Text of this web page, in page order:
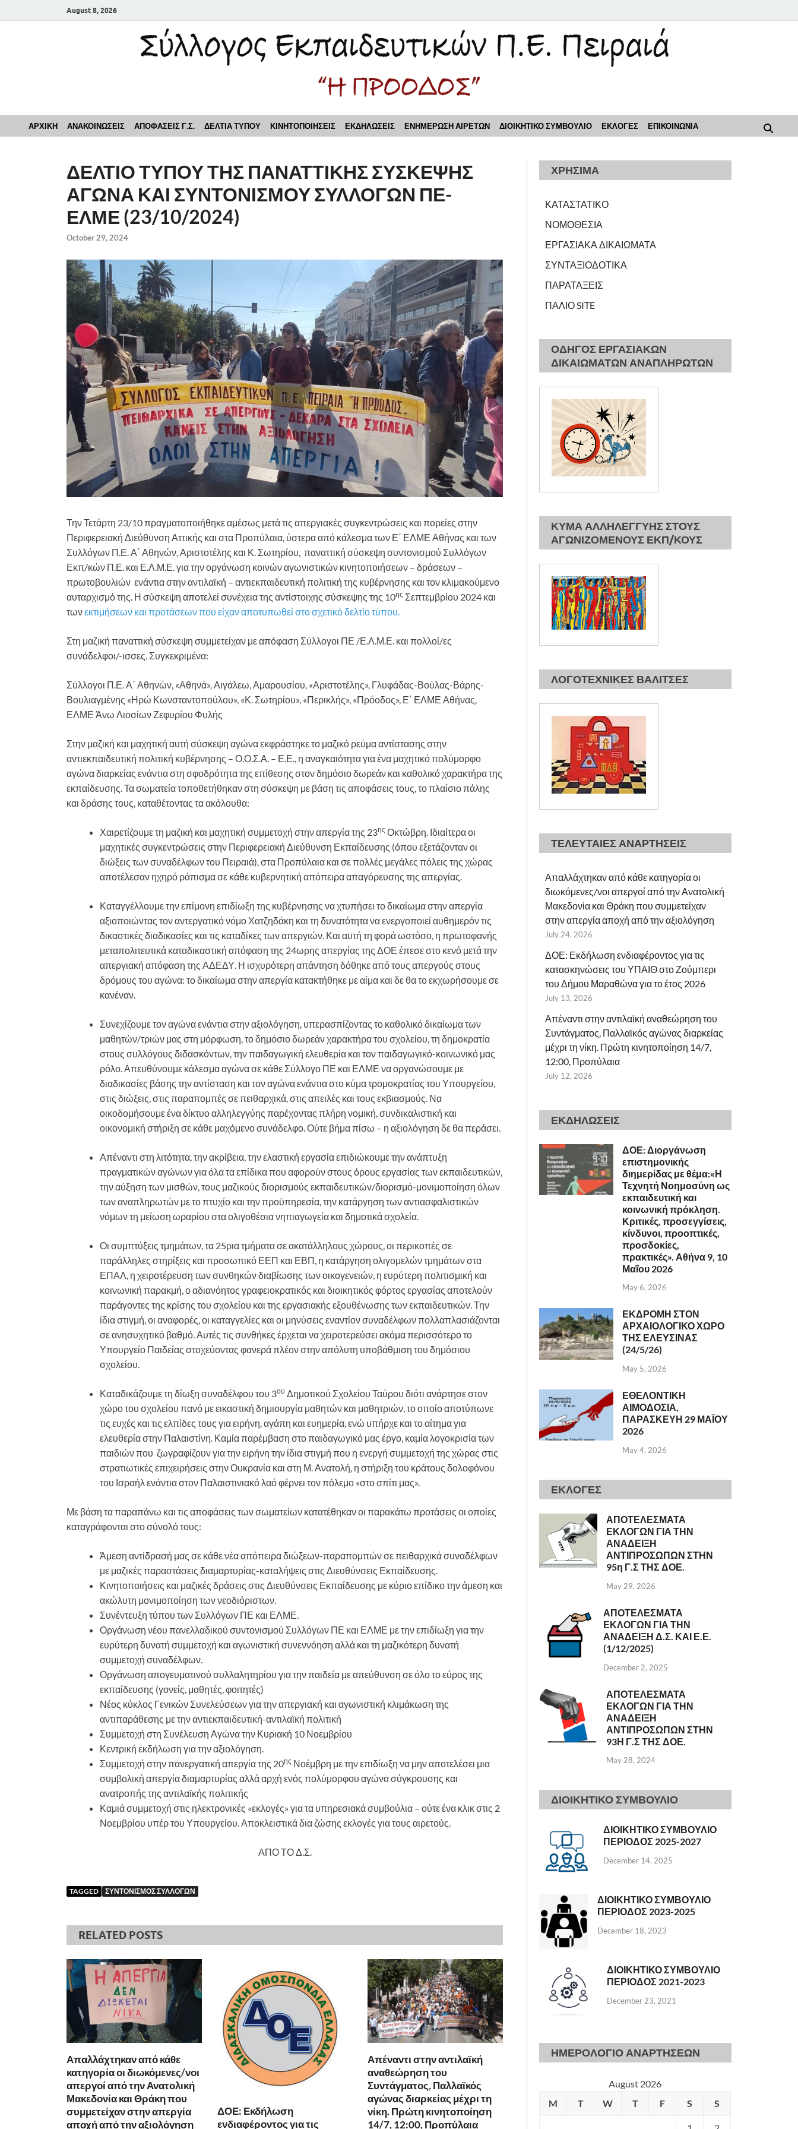
August 8, 2026
Σύλλογος Εκπαιδευτικών Π.Ε. Πειραιά "Η Πρόοδος"
ΑΡΧΙΚΗ ΑΝΑΚΟΙΝΩΣΕΙΣ ΑΠΟΦΑΣΕΙΣ Γ.Σ. ΔΕΛΤΙΑ ΤΥΠΟΥ ΚΙΝΗΤΟΠΟΙΗΣΕΙΣ ΕΚΔΗΛΩΣΕΙΣ ΕΝΗΜΕΡΩΣΗ ΑΙΡΕΤΩΝ ΔΙΟΙΚΗΤΙΚΟ ΣΥΜΒΟΥΛΙΟ ΕΚΛΟΓΕΣ ΕΠΙΚΟΙΝΩΝΙΑ
ΔΕΛΤΙΟ ΤΥΠΟΥ ΤΗΣ ΠΑΝΑΤΤΙΚΗΣ ΣΥΣΚΕΨΗΣ
ΑΓΩΝΑ ΚΑΙ ΣΥΝΤΟΝΙΣΜΟΥ ΣΥΛΛΟΓΩΝ ΠΕ-
ΕΛΜΕ (23/10/2024)
October 29, 2024
Την Τετάρτη 23/10 πραγματοποιήθηκε αμέσως μετά τις απεργιακές συγκεντρώσεις και πορείες στην
Περιφερειακή Διεύθυνση Αττικής και στα Προπύλαια, ύστερα από κάλεσμα των Ε΄ ΕΛΜΕ Αθήνας και των
Συλλόγων Π.Ε. Α΄ Αθηνών, Αριστοτέλης και Κ. Σωτηρίου, παναττική σύσκεψη συντονισμού Συλλόγων
Εκπ/κών Π.Ε. και Ε.Λ.Μ.Ε. για την οργάνωση κοινών αγωνιστικών κινητοποιήσεων – δράσεων –
πρωτοβουλιών ενάντια στην αντιλαϊκή – αντιεκπαιδευτική πολιτική της κυβέρνησης και τον κλιμακούμενο
αυταρχισμό της. Η σύσκεψη αποτελεί συνέχεια της αντίστοιχης σύσκεψης της 10ης Σεπτεμβρίου 2024 και
τωνεκτιμήσεων και προτάσεων που είχαν αποτυπωθεί στο σχετικό δελτίο τύπου.
Στη μαζική παναττική σύσκεψη συμμετείχαν με απόφαση Σύλλογοι ΠΕ /Ε.Λ.Μ.Ε. και πολλοί/ες
συνάδελφοι/-ισσες. Συγκεκριμένα:
Σύλλογοι Π.Ε. Α΄ Αθηνών, «Αθηνά», Αιγάλεω, Αμαρουσίου, «Αριστοτέλης», Γλυφάδας-Βούλας-Βάρης-
Βουλιαγμένης «Ηρώ Κωνσταντοπούλου», «Κ. Σωτηρίου», «Περικλής», «Πρόοδος», Ε΄ ΕΛΜΕ Αθήνας,
ΕΛΜΕ Άνω Λιοσίων Ζεφυρίου Φυλής
Στην μαζική και μαχητική αυτή σύσκεψη αγώνα εκφράστηκε το μαζικό ρεύμα αντίστασης στην
αντιεκπαιδευτική πολιτική κυβέρνησης – Ο.Ο.Σ.Α. – Ε.Ε., η αναγκαιότητα για ένα μαχητικό πολύμορφο
αγώνα διαρκείας ενάντια στη σφοδρότητα της επίθεσης στον δημόσιο δωρεάν και καθολικό χαρακτήρα της
εκπαίδευσης. Τα σωματεία τοποθετήθηκαν στη σύσκεψη με βάση τις αποφάσεις τους, το πλαίσιο πάλης
και δράσης τους, καταθέτοντας τα ακόλουθα:
Χαιρετίζουμε τη μαζική και μαχητική συμμετοχή στην απεργία της 23ης Οκτώβρη. Ιδιαίτερα οι
μαχητικές συγκεντρώσεις στην Περιφερειακή Διεύθυνση Εκπαίδευσης (όπου εξετάζονταν οι
διώξεις των συναδέλφων του Πειραιά), στα Προπύλαια και σε πολλές μεγάλες πόλεις της χώρας
αποτέλεσαν ηχηρό ράπισμα σε κάθε κυβερνητική απόπειρα απαγόρευσης της απεργίας.
Καταγγέλλουμε την επίμονη επιδίωξη της κυβέρνησης να χτυπήσει το δικαίωμα στην απεργία
αξιοποιώντας τον αντεργατικό νόμο Χατζηδάκη και τη δυνατότητα να ενεργοποιεί αυθημερόν τις
δικαστικές διαδικασίες και τις καταδίκες των απεργιών. Και αυτή τη φορά ωστόσο, η πρωτοφανής
μεταπολιτευτικά καταδικαστική απόφαση της 24ωρης απεργίας της ΔΟΕ έπεσε στο κενό μετά την
απεργιακή απόφαση της ΑΔΕΔΥ. Η ισχυρότερη απάντηση δόθηκε από τους απεργούς στους
δρόμους του αγώνα: το δικαίωμα στην απεργία κατακτήθηκε με αίμα και δε θα το εκχωρήσουμε σε
κανέναν.
Συνεχίζουμε τον αγώνα ενάντια στην αξιολόγηση, υπερασπίζοντας το καθολικό δικαίωμα των
μαθητών/τριών μας στη μόρφωση, το δημόσιο δωρεάν χαρακτήρα του σχολείου, τη δημοκρατία
στους συλλόγους διδασκόντων, την παιδαγωγική ελευθερία και τον παιδαγωγικό-κοινωνικό μας
ρόλο. Απευθύνουμε κάλεσμα αγώνα σε κάθε Σύλλογο ΠΕ και ΕΛΜΕ να οργανώσουμε με
διαδικασίες βάσης την αντίσταση και τον αγώνα ενάντια στο κύμα τρομοκρατίας του Υπουργείου,
στις διώξεις, στις παραπομπές σε πειθαρχικά, στις απειλές και τους εκβιασμούς. Να
οικοδομήσουμε ένα δίκτυο αλληλεγγύης παρέχοντας πλήρη νομική, συνδικαλιστική και
οικονομική στήριξη σε κάθε μαχόμενο συνάδελφο. Ούτε βήμα πίσω – η αξιολόγηση δε θα περάσει.
Απέναντι στη λιτότητα, την ακρίβεια, την ελαστική εργασία επιδιώκουμε την ανάπτυξη
πραγματικών αγώνων για όλα τα επίδικα που αφορούν στους όρους εργασίας των εκπαιδευτικών,
την αύξηση των μισθών, τους μαζικούς διορισμούς εκπαιδευτικών/διορισμό-μονιμοποίηση όλων
των αναπληρωτών με το πτυχίο και την προϋπηρεσία, την κατάργηση των αντιασφαλιστικών
νόμων τη μείωση ωραρίου στα ολιγοθέσια νηπιαγωγεία και δημοτικά σχολεία.
Οι συμπτύξεις τμημάτων, τα 25ρια τμήματα σε ακατάλληλους χώρους, οι περικοπές σε
παράλληλες στηρίξεις και προσωπικό ΕΕΠ και ΕΒΠ, η κατάργηση ολιγομελών τμημάτων στα
ΕΠΑΛ, η χειροτέρευση των συνθηκών διαβίωσης των οικογενειών, η ευρύτερη πολιτισμική και
κοινωνική παρακμή, ο αδιανόητος γραφειοκρατικός και διοικητικός φόρτος εργασίας αποτελούν
παράγοντες της κρίσης του σχολείου και της εργασιακής εξουθένωσης των εκπαιδευτικών. Την
ίδια στιγμή, οι αναφορές, οι καταγγελίες και οι μηνύσεις εναντίον συναδέλφων πολλαπλασιάζονται
σε ανησυχητικό βαθμό. Αυτές τις συνθήκες έρχεται να χειροτερεύσει ακόμα περισσότερο το
Υπουργείο Παιδείας στοχεύοντας φανερά πλέον στην απόλυτη υποβάθμιση του δημόσιου
σχολείου.
Καταδικάζουμε τη δίωξη συναδέλφου του 3ου Δημοτικού Σχολείου Ταύρου διότι ανάρτησε στον
χώρο του σχολείου πανό με εικαστική δημιουργία μαθητών και μαθητριών, το οποίο αποτύπωνε
τις ευχές και τις ελπίδες τους για ειρήνη, αγάπη και ευημερία, ενώ υπήρχε και το αίτημα για
ελευθερία στην Παλαιστίνη. Καμία παρέμβαση στο παιδαγωγικό μας έργο, καμία λογοκρισία των
παιδιών που ζωγραφίζουν για την ειρήνη την ίδια στιγμή που η ενεργή συμμετοχή της χώρας στις
στρατιωτικές επιχειρήσεις στην Ουκρανία και στη Μ. Ανατολή, η στήριξη του κράτους δολοφόνου
του Ισραήλ ενάντια στον Παλαιστινιακό λαό φέρνει τον πόλεμο «στο σπίτι μας».
Με βάση τα παραπάνω και τις αποφάσεις των σωματείων κατατέθηκαν οι παρακάτω προτάσεις οι οποίες
καταγράφονται στο σύνολό τους:
Άμεση αντίδρασή μας σε κάθε νέα απόπειρα διώξεων-παραπομπών σε πειθαρχικά συναδέλφων
με μαζικές παραστάσεις διαμαρτυρίας-καταλήψεις στις Διευθύνσεις Εκπαίδευσης.
Κινητοποιήσεις και μαζικές δράσεις στις Διευθύνσεις Εκπαίδευσης με κύριο επίδικο την άμεση και
ακώλυτη μονιμοποίηση των νεοδιόριστων.
Συνέντευξη τύπου των Συλλόγων ΠΕ και ΕΛΜΕ.
Οργάνωση νέου πανελλαδικού συντονισμού Συλλόγων ΠΕ και ΕΛΜΕ με την επιδίωξη για την
ευρύτερη δυνατή συμμετοχή και αγωνιστική συνεννόηση αλλά και τη μαζικότερη δυνατή
συμμετοχή συναδέλφων.
Οργάνωση απογευματινού συλλαλητηρίου για την παιδεία με απεύθυνση σε όλο το εύρος της
εκπαίδευσης (γονείς, μαθητές, φοιτητές)
Νέος κύκλος Γενικών Συνελεύσεων για την απεργιακή και αγωνιστική κλιμάκωση της
αντιπαράθεσης με την αντιεκπαιδευτική-αντιλαϊκή πολιτική
Συμμετοχή στη Συνέλευση Αγώνα την Κυριακή 10 Νοεμβρίου
Κεντρική εκδήλωση για την αξιολόγηση.
Συμμετοχή στην πανεργατική απεργία της 20ης Νοέμβρη με την επιδίωξη να μην αποτελέσει μια
συμβολική απεργία διαμαρτυρίας αλλά αρχή ενός πολύμορφου αγώνα σύγκρουσης και
ανατροπής της αντιλαϊκής πολιτικής
Καμιά συμμετοχή στις ηλεκτρονικές «εκλογές» για τα υπηρεσιακά συμβούλια – ούτε ένα κλικ στις 2
Νοεμβρίου υπέρ του Υπουργείου. Αποκλειστικά δια ζώσης εκλογές για τους αιρετούς.
ΑΠΟ ΤΟ Δ.Σ.
TAGGED ΣΥΝΤΟΝΙΣΜΟΣ ΣΥΛΛΟΓΩΝ
RELATED POSTS
Απαλλάχτηκαν από κάθε
κατηγορία οι διωκόμενες/νοι
απεργοί από την Ανατολική
Μακεδονία και Θράκη που
συμμετείχαν στην απεργία
αποχή από την αξιολόγηση
ΔΟΕ: Εκδήλωση
ενδιαφέροντος για τις
Απέναντι στην αντιλαϊκή
αναθεώρηση του
Συντάγματος, Παλλαϊκός
αγώνας διαρκείας μέχρι τη
νίκη. Πρώτη κινητοποίηση
14/7, 12:00, Προπύλαια
ΧΡΗΣΙΜΑ
ΚΑΤΑΣΤΑΤΙΚΟ
ΝΟΜΟΘΕΣΙΑ
ΕΡΓΑΣΙΑΚΑ ΔΙΚΑΙΩΜΑΤΑ
ΣΥΝΤΑΞΙΟΔΟΤΙΚΑ
ΠΑΡΑΤΑΞΕΙΣ
ΠΑΛΙΟ SITE
ΟΔΗΓΟΣ ΕΡΓΑΣΙΑΚΩΝ
ΔΙΚΑΙΩΜΑΤΩΝ ΑΝΑΠΛΗΡΩΤΩΝ
ΚΥΜΑ ΑΛΛΗΛΕΓΓΥΗΣ ΣΤΟΥΣ
ΑΓΩΝΙΖΟΜΕΝΟΥΣ ΕΚΠ/ΚΟΥΣ
ΛΟΓΟΤΕΧΝΙΚΕΣ ΒΑΛΙΤΣΕΣ
ΤΕΛΕΥΤΑΙΕΣ ΑΝΑΡΤΗΣΕΙΣ
Απαλλάχτηκαν από κάθε κατηγορία οι
διωκόμενες/νοι απεργοί από την Ανατολική
Μακεδονία και Θράκη που συμμετείχαν
στην απεργία αποχή από την αξιολόγηση
July 24, 2026
ΔΟΕ: Εκδήλωση ενδιαφέροντος για τις
κατασκηνώσεις του ΥΠΑΙΘ στο Ζούμπερι
του Δήμου Μαραθώνα για το έτος 2026
July 13, 2026
Απέναντι στην αντιλαϊκή αναθεώρηση του
Συντάγματος, Παλλαϊκός αγώνας διαρκείας
μέχρι τη νίκη. Πρώτη κινητοποίηση 14/7,
12:00, Προπύλαια
July 12, 2026
ΕΚΔΗΛΩΣΕΙΣ
ΔΟΕ: Διοργάνωση
επιστημονικής
διημερίδας με θέμα:«Η
Τεχνητή Νοημοσύνη ως
εκπαιδευτική και
κοινωνική πρόκληση.
Κριτικές, προσεγγίσεις,
κίνδυνοι, προοπτικές,
προσδοκίες,
πρακτικές». Αθήνα 9, 10
Μαΐου 2026
May 6, 2026
ΕΚΔΡΟΜΗ ΣΤΟΝ
ΑΡΧΑΙΟΛΟΓΙΚΟ ΧΩΡΟ
ΤΗΣ ΕΛΕΥΣΙΝΑΣ
(24/5/26)
May 5, 2026
ΕΘΕΛΟΝΤΙΚΗ
ΑΙΜΟΔΟΣΙΑ,
ΠΑΡΑΣΚΕΥΗ 29 ΜΑΪΟΥ
2026
May 4, 2026
ΕΚΛΟΓΕΣ
ΑΠΟΤΕΛΕΣΜΑΤΑ
ΕΚΛΟΓΩΝ ΓΙΑ ΤΗΝ
ΑΝΑΔΕΙΞΗ
ΑΝΤΙΠΡΟΣΩΠΩΝ ΣΤΗΝ
95η Γ.Σ ΤΗΣ ΔΟΕ.
May 29, 2026
ΑΠΟΤΕΛΕΣΜΑΤΑ
ΕΚΛΟΓΩΝ ΓΙΑ ΤΗΝ
ΑΝΑΔΕΙΞΗ Δ.Σ. ΚΑΙ Ε.Ε.
(1/12/2025)
December 2, 2025
ΑΠΟΤΕΛΕΣΜΑΤΑ
ΕΚΛΟΓΩΝ ΓΙΑ ΤΗΝ
ΑΝΑΔΕΙΞΗ
ΑΝΤΙΠΡΟΣΩΠΩΝ ΣΤΗΝ
93Η Γ.Σ ΤΗΣ ΔΟΕ.
May 28, 2024
ΔΙΟΙΚΗΤΙΚΟ ΣΥΜΒΟΥΛΙΟ
ΔΙΟΙΚΗΤΙΚΟ ΣΥΜΒΟΥΛΙΟ
ΠΕΡΙΟΔΟΣ 2025-2027
December 14, 2025
ΔΙΟΙΚΗΤΙΚΟ ΣΥΜΒΟΥΛΙΟ
ΠΕΡΙΟΔΟΣ 2023-2025
December 18, 2023
ΔΙΟΙΚΗΤΙΚΟ ΣΥΜΒΟΥΛΙΟ
ΠΕΡΙΟΔΟΣ 2021-2023
December 23, 2021
ΗΜΕΡΟΛΟΓΙΟ ΑΝΑΡΤΗΣΕΩΝ
August 2026
M
T W T F S S